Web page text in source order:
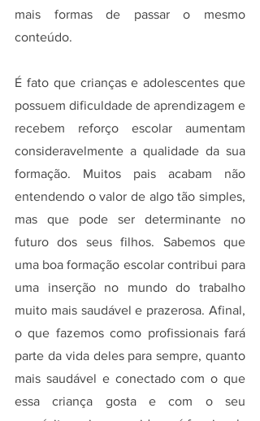
mais formas de passar o mesmo
conteúdo.
É fato que crianças e adolescentes que
possuem dificuldade de aprendizagem e
recebem reforço escolar aumentam
consideravelmente a qualidade da sua
formação. Muitos pais acabam não
entendendo o valor de algo tão simples,
mas que pode ser determinante no
futuro dos seus filhos. Sabemos que
uma boa formação escolar contribui para
uma inserção no mundo do trabalho
muito mais saudável e prazerosa. Afinal,
o que fazemos como profissionais fará
parte da vida deles para sempre, quanto
mais saudável e conectado com o que
essa criança gosta e com o seu